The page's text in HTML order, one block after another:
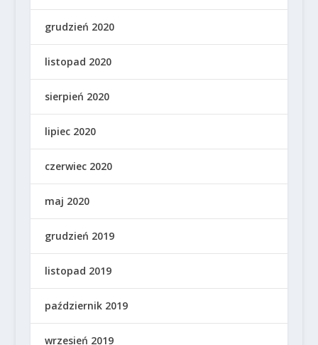
grudzień 2020
listopad 2020
sierpień 2020
lipiec 2020
czerwiec 2020
maj 2020
grudzień 2019
listopad 2019
październik 2019
wrzesień 2019